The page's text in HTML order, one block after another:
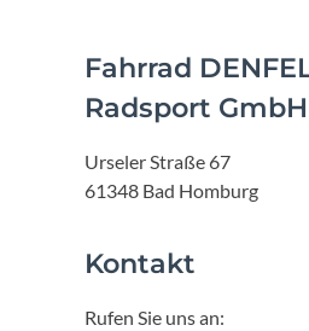
Fahrrad
Radsport GmbH
Urseler Straße 67
61348 Bad Homburg
Kontakt
Rufen Sie uns an: